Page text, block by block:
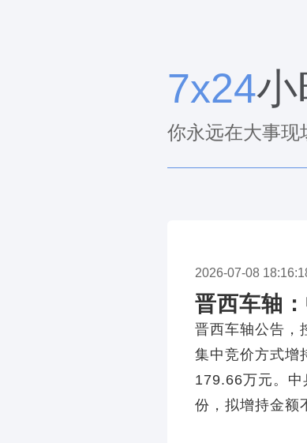
7x24小
你永远在大事现
2026-07-08
晋西车轴
晋西车轴公告，
集中竞价方式增
179.66万元。
份，拟增持金额